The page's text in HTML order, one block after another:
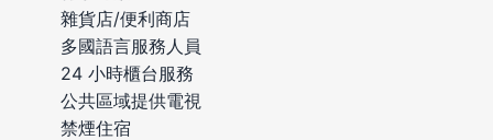
雜貨店/便利商店
多國語言服務人員
24 小時櫃台服務
公共區域提供電視
禁煙住宿